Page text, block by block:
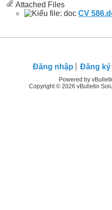
Attached Files
CV
Ðăng nhập Đăng ký
Powered by
Copyright © 2026 vBulletin